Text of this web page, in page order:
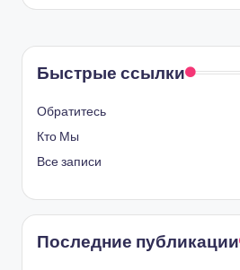
Быстрые ссылки
Обратитесь
Кто Мы
Все записи
Последние публикации